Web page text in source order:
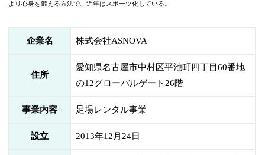
より心身を鍛える方法で、近年はスポーツ化している。
企業名 株式会社ASNOVA
住所
愛知県名古屋市中村区平池町四丁目60番地
の12グローバルゲート26階
事業内容 足場レンタル事業
設立 2013年12月24日